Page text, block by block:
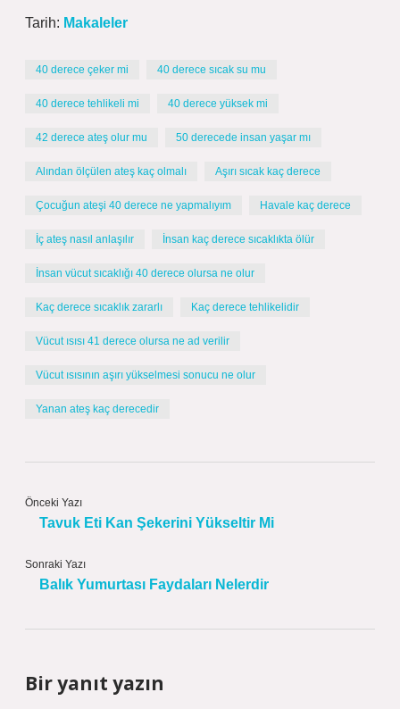
Tarih: Makaleler
40 derece çeker mi 40 derece sıcak su mu
40 derece tehlikeli mi 40 derece yüksek mi
42 derece ateş olur mu 50 derecede insan yaşar mı
Alından ölçülen ateş kaç olmalı Aşırı sıcak kaç derece
Çocuğun ateşi 40 derece ne yapmalıyım Havale kaç derece
İç ateş nasıl anlaşılır İnsan kaç derece sıcaklıkta ölür
İnsan vücut sıcaklığı 40 derece olursa ne olur
Kaç derece sıcaklık zararlı Kaç derece tehlikelidir
Vücut ısısı 41 derece olursa ne ad verilir
Vücut ısısının aşırı yükselmesi sonucu ne olur
Yanan ateş kaç derecedir
Önceki Yazı
Tavuk Eti Kan Şekerini Yükseltir Mi
Sonraki Yazı
Balık Yumurtası Faydaları Nelerdir
Bir yanıt yazın